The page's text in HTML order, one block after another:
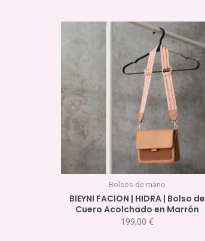
Bolsos de mano
BIEYNI FACION | HIDRA | Bolso de
Cuero Acolchado en Marrón
199,00 €